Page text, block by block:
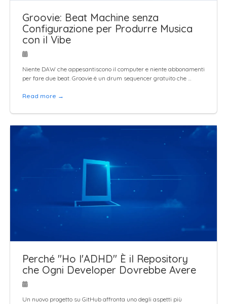
Groovie: Beat Machine senza
Configurazione per Produrre Musica
con il Vibe
Niente DAW che appesantiscono il computer e niente abbonamenti
per fare due beat. Groovie è un drum sequencer gratuito che …
Read more →
Perché "Ho l'ADHD" È il Repository
che Ogni Developer Dovrebbe Avere
Un nuovo progetto su GitHub affronta uno degli aspetti più